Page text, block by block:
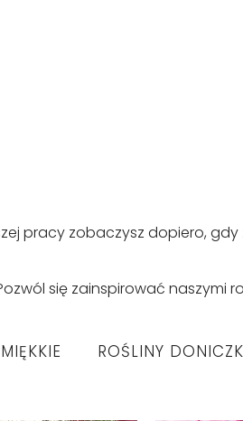
pracy zobaczysz dopiero, gdy
się zainspirować naszymi
ROŚLINY